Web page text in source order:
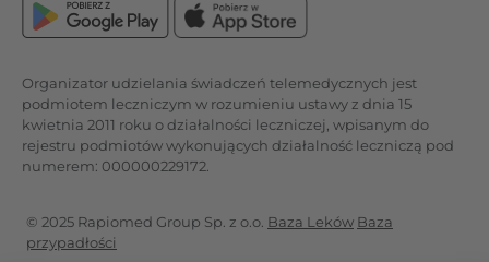
Organizator udzielania świadczeń telemedycznych jest
podmiotem leczniczym w rozumieniu ustawy z dnia 15
kwietnia 2011 roku o działalności leczniczej, wpisanym do
rejestru podmiotów wykonujących działalność leczniczą pod
numerem: 000000229172.
© 2025 Rapiomed Group Sp. z o.o. Baza Leków Baza
przypadłości